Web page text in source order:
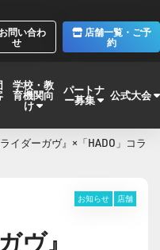
問い合わ
せ
店舗一覧・ご予
約
学校・教
育機関向
け
パートナ
ー募集 公式大会
イダーガヴ』×「HADO」コラ
お知らせ 店舗
ヴ』